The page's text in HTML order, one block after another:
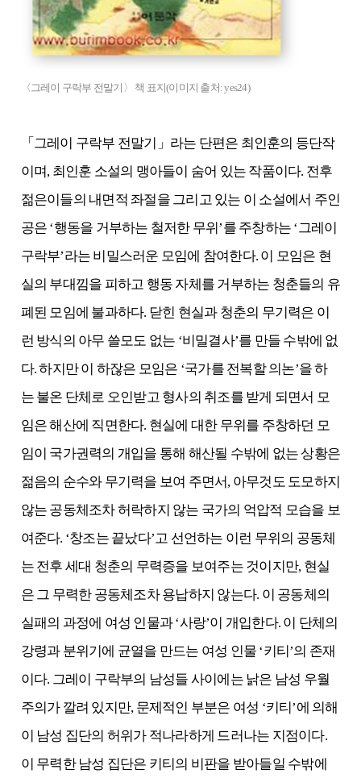
〈그레이 구락부 전말기〉 책 표지(이미지 출처: yes24)
「그레이 구락부 전말기」라는 단편은 최인훈의 등단작
이며, 최인훈 소설의 맹아들이 숨어 있는 작품이다. 전후
젊은이들의 내면적 좌절을 그리고 있는 이 소설에서 주인
공은 ‘행동을 거부하는 철저한 무위’를 주창하는 ‘그레이
구락부’라는 비밀스러운 모임에 참여한다. 이 모임은 현
실의 부대낌을 피하고 행동 자체를 거부하는 청춘들의 유
폐된 모임에 불과하다. 닫힌 현실과 청춘의 무기력은 이
런 방식의 아무 쓸모도 없는 ‘비밀결사’를 만들 수밖에 없
다. 하지만 이 하잖은 모임은 ‘국가를 전복할 의논’을 하
는 불온 단체로 오인받고 형사의 취조를 받게 되면서 모
임은 해산에 직면한다. 현실에 대한 무위를 주창하던 모
임이 국가권력의 개입을 통해 해산될 수밖에 없는 상황은
젊음의 순수와 무기력을 보여 주면서, 아무것도 도모하지
않는 공동체조차 허락하지 않는 국가의 억압적 모습을 보
여준다. ‘창조는 끝났다’고 선언하는 이런 무위의 공동체
는 전후 세대 청춘의 무력증을 보여주는 것이지만, 현실
은 그 무력한 공동체조차 용납하지 않는다. 이 공동체의
실패의 과정에 여성 인물과 ‘사랑’이 개입한다. 이 단체의
강령과 분위기에 균열을 만드는 여성 인물 ‘키티’의 존재
이다. 그레이 구락부의 남성들 사이에는 낡은 남성 우월
주의가 깔려 있지만, 문제적인 부분은 여성 ‘키티’에 의해
이 남성 집단의 허위가 적나라하게 드러나는 지점이다.
이 무력한 남성 집단은 키티의 비판을 받아들일 수밖에